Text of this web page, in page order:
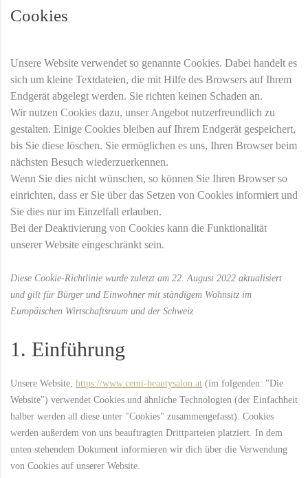
Cookies
Unsere Website verwendet so genannte Cookies. Dabei handelt es
sich um kleine Textdateien, die mit Hilfe des Browsers auf Ihrem
Endgerät abgelegt werden. Sie richten keinen Schaden an.
Wir nutzen Cookies dazu, unser Angebot nutzerfreundlich zu
gestalten. Einige Cookies bleiben auf Ihrem Endgerät gespeichert,
bis Sie diese löschen. Sie ermöglichen es uns, Ihren Browser beim
nächsten Besuch wiederzuerkennen.
Wenn Sie dies nicht wünschen, so können Sie Ihren Browser so
einrichten, dass er Sie über das Setzen von Cookies informiert und
Sie dies nur im Einzelfall erlauben.
Bei der Deaktivierung von Cookies kann die Funktionalität
unserer Website eingeschränkt sein.
Diese Cookie-Richtlinie wurde zuletzt am 22. August 2022 aktualisiert
und gilt für Bürger und Einwohner mit ständigem Wohnsitz im
Europäischen Wirtschaftsraum und der Schweiz
1. Einführung
Unsere Website, https://www.cemi-beautysalon.at (im folgenden: "Die
Website") verwendet Cookies und ähnliche Technologien (der Einfachheit
halber werden all diese unter "Cookies" zusammengefasst). Cookies
werden außerdem von uns beauftragten Drittparteien platziert. In dem
unten stehendem Dokument informieren wir dich über die Verwendung
von Cookies auf unserer Website.